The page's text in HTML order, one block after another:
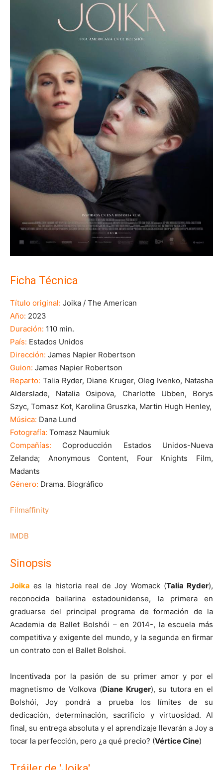
Ficha Técnica
Título original: Joika / The American
Año: 2023
Duración: 110 min.
País: Estados Unidos
Dirección: James Napier Robertson
Guion: James Napier Robertson
Reparto: Talia Ryder, Diane Kruger, Oleg Ivenko, Natasha
Alderslade, Natalia Osipova, Charlotte Ubben, Borys
Szyc, Tomasz Kot, Karolina Gruszka, Martin Hugh Henley,
Música: Dana Lund
Fotografía: Tomasz Naumiuk
Compañías: Coproducción Estados Unidos-Nueva
Zelanda; Anonymous Content, Four Knights Film,
Madants
Género: Drama. Biográfico
Filmaffinity
IMDB
Sinopsis
Joika es la historia real de Joy Womack (Talia Ryder),
reconocida bailarina estadounidense, la primera en
graduarse del principal programa de formación de la
Academia de Ballet Bolshói – en 2014-, la escuela más
competitiva y exigente del mundo, y la segunda en firmar
un contrato con el Ballet Bolshoi.
Incentivada por la pasión de su primer amor y por el
magnetismo de Volkova (Diane Kruger), su tutora en el
Bolshói, Joy pondrá a prueba los límites de su
dedicación, determinación, sacrificio y virtuosidad. Al
final, su entrega absoluta y el aprendizaje llevarán a Joy a
tocar la perfección, pero ¿a qué precio? (Vértice Cine)